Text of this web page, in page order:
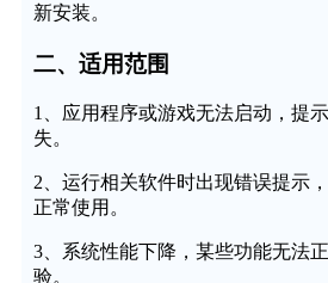
新安装。
二、适用范围
1、应用程序或游戏无法启动，提
失。
2、运行相关软件时出现错误提示
正常使用。
3、系统性能下降，某些功能无法
验。